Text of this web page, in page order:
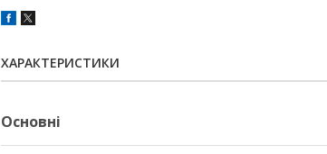
ХАРАКТЕРИСТИКИ
Основні